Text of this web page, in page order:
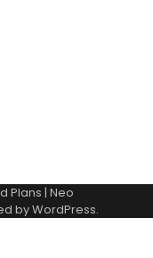
Plans | Neo
byWordPress.